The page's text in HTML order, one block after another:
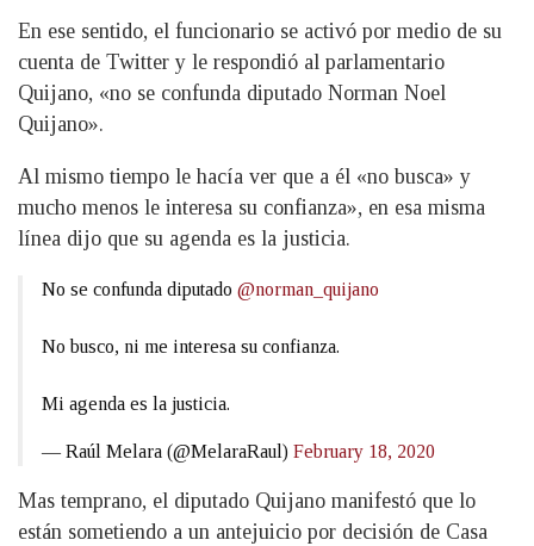
En ese sentido, el funcionario se activó por medio de su
cuenta de Twitter y le respondió al parlamentario
Quijano, «no se confunda diputado Norman Noel
Quijano».
Al mismo tiempo le hacía ver que a él «no busca» y
mucho menos le interesa su confianza», en esa misma
línea dijo que su agenda es la justicia.
No se confunda diputado @norman_quijano
No busco, ni me interesa su confianza.
Mi agenda es la justicia.
— Raúl Melara (@MelaraRaul) February 18, 2020
Mas temprano, el diputado Quijano manifestó que lo
están sometiendo a un antejuicio por decisión de Casa